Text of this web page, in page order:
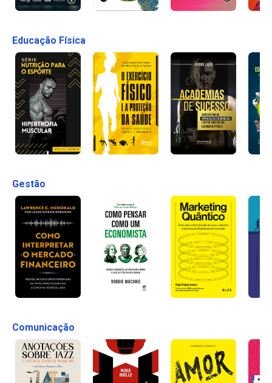
Educação Física
Gestão
Comunicação